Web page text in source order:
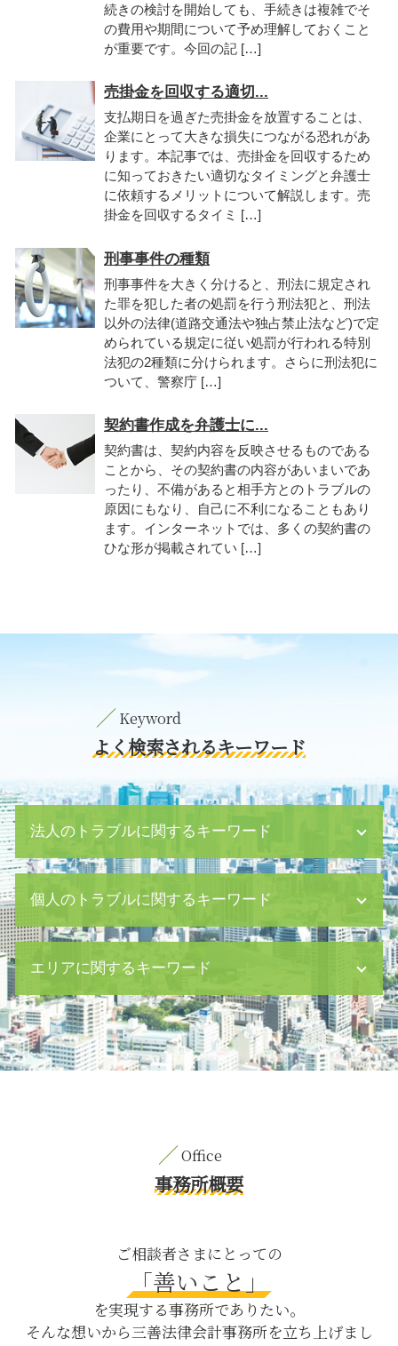
続きの検討を開始しても、手続きは複雑でそ
の費用や期間について予め理解しておくこと
が重要です。今回の記 […]
売掛金を回収する適切...
支払期日を過ぎた売掛金を放置することは、
企業にとって大きな損失につながる恐れがあ
ります。本記事では、売掛金を回収するため
に知っておきたい適切なタイミングと弁護士
に依頼するメリットについて解説します。売
掛金を回収するタイミ […]
刑事事件の種類
刑事事件を大きく分けると、刑法に規定され
た罪を犯した者の処罰を行う刑法犯と、刑法
以外の法律(道路交通法や独占禁止法など)で定
められている規定に従い処罰が行われる特別
法犯の2種類に分けられます。さらに刑法犯に
ついて、警察庁 […]
契約書作成を弁護士に...
契約書は、契約内容を反映させるものである
ことから、その契約書の内容があいまいであ
ったり、不備があると相手方とのトラブルの
原因にもなり、自己に不利になることもあり
ます。インターネットでは、多くの契約書の
ひな形が掲載されてい […]
よく検索されるキーワード
法人のトラブルに関するキーワード
パワハラ 訴える
m&a とは
債務超過 貸借対照表
パワハラ 上司
セクハラ 処分
m&a 弁護士
借金 裁判
企業間 トラブル
中期 経営 計画 m&a
借金 差し押さえ
m&a メリット
個人のトラブルに関するキーワード
離婚後 面会交流 調停
居住 不動産
預貯金 遺産分割
恐喝 事件
パワハラ 防止
不倫 離婚 慰謝料請求
公正証書遺言 費用
遺留分減殺請求 兄弟
刑事事件 示談
財産分与 年金
不動産 贈与
器物損壊 罪
エリアに関するキーワード
企業法務 目黒区 相談
相続 目黒区 弁護士
内容証明郵便 八丁堀 相談
刑事事件 目黒区 弁護士
内容証明郵便 日比谷 弁護士
企業法務 八丁堀 相談
M&A 茅場町 弁護士
養育費 八丁堀 弁護士
債権回収 八丁堀 弁護士
M&A 新宿区 弁護士
契約書作成 中央区 相談
事務所概要
ご相談者さまにとっての
「善いこと」
を実現する事務所でありたい。
そんな想いから三善法律会計事務所を立ち上げまし